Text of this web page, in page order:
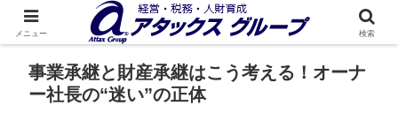
事業承継と財産承継はこう考える！オーナ
ー社長の“迷い”の正体
メニュー 検索